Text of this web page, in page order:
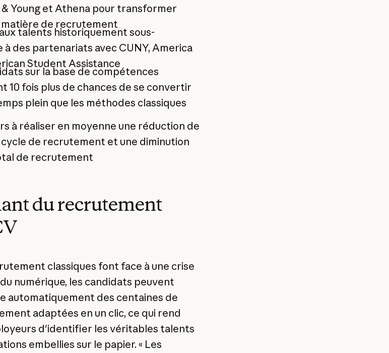
Young et Athena pour transformer
de recrutement
talents historiquement sous-
des partenariats avec CUNY, America
Student Assistance
sur la base de compétences
10 fois plus de chances de se convertir
plein que les méthodes classiques
à réaliser en moyenne une réduction de
de recrutement et une diminution
de recrutement
du recrutement
classiques font face à une crise
numérique, les candidats peuvent
automatiquement des centaines de
adaptées en un clic, ce qui rend
d'identifier les véritables talents
embellies sur le papier. « Les